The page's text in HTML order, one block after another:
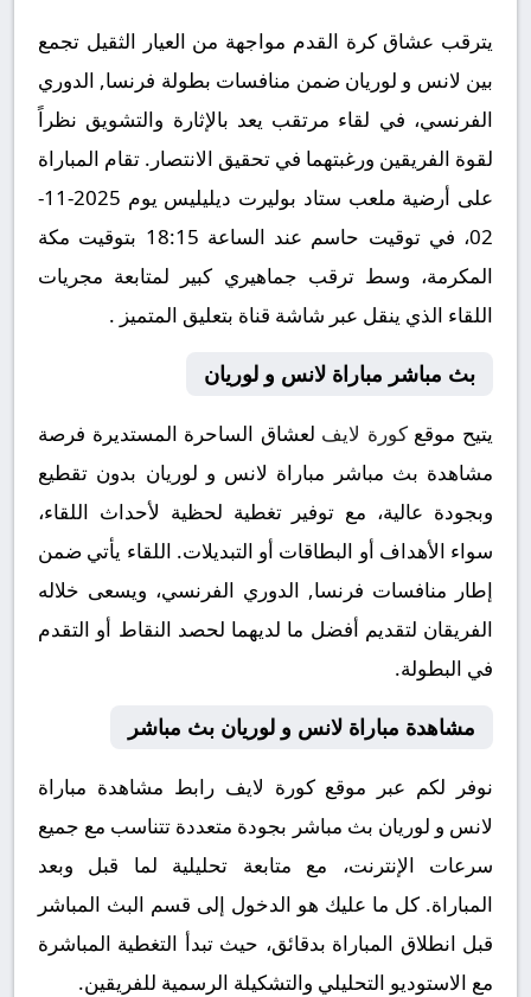
يترقب عشاق كرة القدم مواجهة من العيار الثقيل تجمع
بين لانس و لوريان ضمن منافسات بطولة فرنسا, الدوري
الفرنسي، في لقاء مرتقب يعد بالإثارة والتشويق نظراً
لقوة الفريقين ورغبتهما في تحقيق الانتصار. تقام المباراة
على أرضية ملعب ستاد بوليرت ديليليس يوم 2025-11-
02، في توقيت حاسم عند الساعة 18:15 بتوقيت مكة
المكرمة، وسط ترقب جماهيري كبير لمتابعة مجريات
اللقاء الذي ينقل عبر شاشة قناة بتعليق المتميز .
بث مباشر مباراة لانس و لوريان
يتيح موقعكورة لايف لعشاق الساحرة المستديرة فرصة
مشاهدة بث مباشر مباراة لانس و لوريان بدون تقطيع
وبجودة عالية، مع توفير تغطية لحظية لأحداث اللقاء،
سواء الأهداف أو البطاقات أو التبديلات. اللقاء يأتي ضمن
إطار منافسات فرنسا, الدوري الفرنسي، ويسعى خلاله
الفريقان لتقديم أفضل ما لديهما لحصد النقاط أو التقدم
في البطولة.
مشاهدة مباراة لانس و لوريان بث مباشر
نوفر لكم عبر موقع كورة لايف رابط مشاهدة مباراة
لانس و لوريان بث مباشر بجودة متعددة تتناسب مع جميع
سرعات الإنترنت، مع متابعة تحليلية لما قبل وبعد
المباراة. كل ما عليك هو الدخول إلى قسم البث المباشر
قبل انطلاق المباراة بدقائق، حيث تبدأ التغطية المباشرة
مع الاستوديو التحليلي والتشكيلة الرسمية للفريقين.